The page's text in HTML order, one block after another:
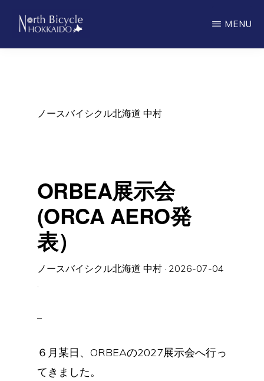
main
ノ
MENU
ノースバイシクル北海道 中村
ORBEA展示会
(ORCA AERO発
表）
ノースバイシクル北海道 中村· 2026-07-04
·
６月某日、ORBEAの2027展示会へ行っ
てきました。